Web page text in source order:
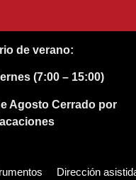
de verano:
(7:00 – 15:00)
AgostoCerrado por
Dirección